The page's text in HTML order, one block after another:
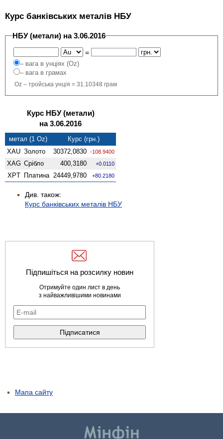
Курс банківських металів НБУ
НБУ (метали) на 3.06.2016
=
– вага в унціях (Oz)
– вага в грамах
Oz – тройська унція = 31.10348 грам
Курс НБУ (метали)
на 3.06.2016
метал (1 Oz)
Курс (грн.)
XAU Золото 30372,0830 -108.9400
XAG Срібло 400,3180 +0.0110
XPT Платина 24449,9780 +80.2180
Див. також:
Курс банківських металів НБУ
Підпишіться на розсилку новин
Отримуйте один лист в день
з найважливішими новинами
Мапа сайту